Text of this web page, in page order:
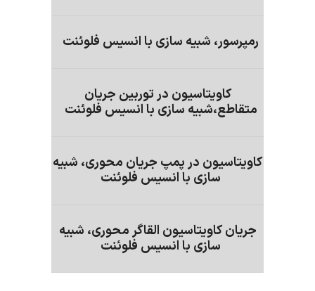
جریان کاویتاسیون القاگر محوری، شبیه
سازی با انسیس فلوئنت
کاویتاسیون در پمپ جریان محوری، شبیه
سازی با انسیس فلوئنت
کاویتاسیون در توربین جریان
متقاطع،شبیه سازی با انسیس فلوئنت
رمپرسور، شبیه سازی با انسیس فلوئنت